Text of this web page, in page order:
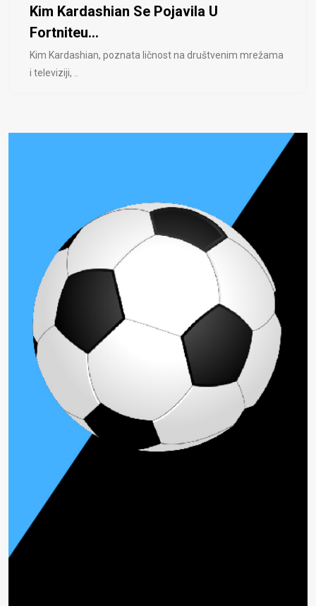
Kim Kardashian Se Pojavila U
Fortniteu...
Kim Kardashian, poznata ličnost na društvenim mrežama
i televiziji, ..